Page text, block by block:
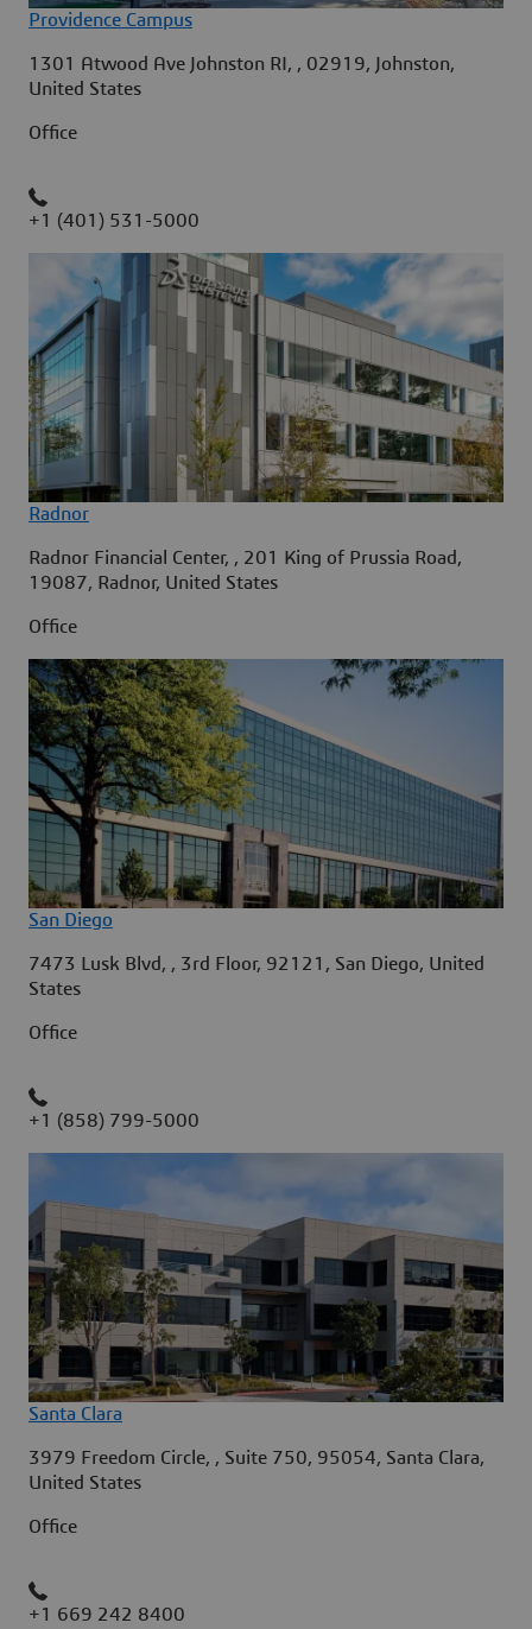
Providence Campus
1301 Atwood Ave Johnston RI, , 02919, Johnston,
United States
Office
+1 (401) 531-5000
Radnor
Radnor Financial Center, , 201 King of Prussia Road,
19087, Radnor, United States
Office
San Diego
7473 Lusk Blvd, , 3rd Floor, 92121, San Diego, United
States
Office
+1 (858) 799-5000
Santa Clara
3979 Freedom Circle, , Suite 750, 95054, Santa Clara,
United States
Office
+1 669 242 8400